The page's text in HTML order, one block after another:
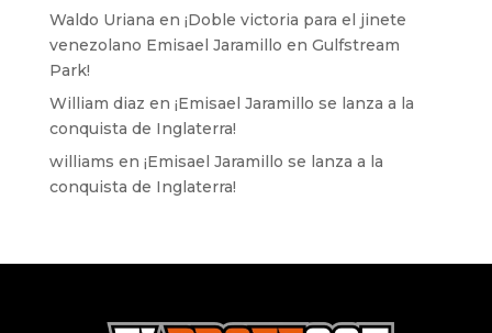
Waldo Uriana en ¡Doble victoria para el jinete
venezolano Emisael Jaramillo en Gulfstream
Park!
William diaz en ¡Emisael Jaramillo se lanza a la
conquista de Inglaterra!
williams en ¡Emisael Jaramillo se lanza a la
conquista de Inglaterra!